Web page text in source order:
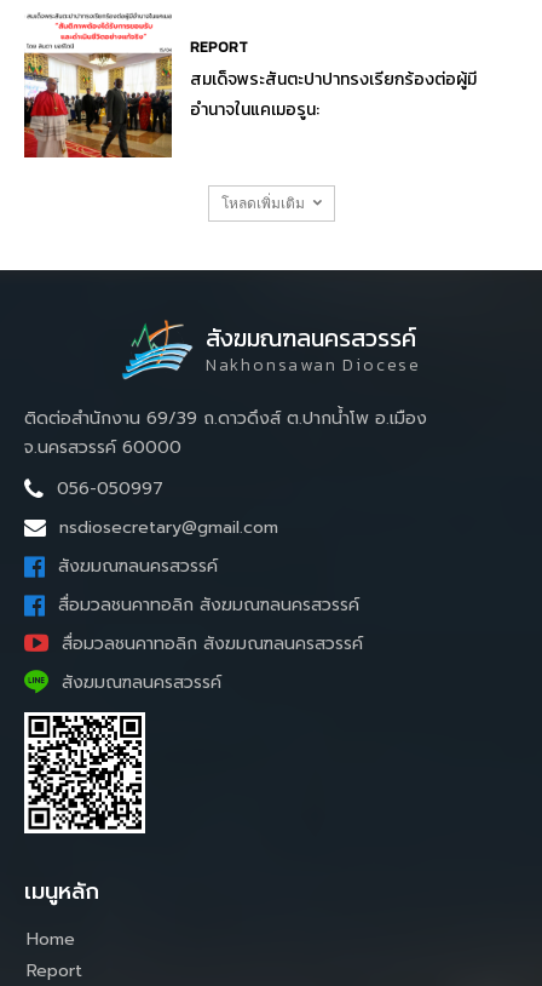
REPORT
สมเด็จพระสันตะปาปาทรงเรียกร้องต่อผู้มี
อำนาจในแคเมอรูน:
โหลดเพิ่มเติม
สังฆมณฑลนครสวรรค์
Nakhonsawan Diocese
ติดต่อสำนักงาน 69/39 ถ.ดาวดึงส์ ต.ปากน้ำโพ อ.เมือง
จ.นครสวรรค์ 60000
056-050997
nsdiosecretary@gmail.com
สังฆมณฑลนครสวรรค์
สื่อมวลชนคาทอลิก สังฆมณฑลนครสวรรค์
สื่อมวลชนคาทอลิก สังฆมณฑลนครสวรรค์
สังฆมณฑลนครสวรรค์
เมนูหลัก
Home
Report